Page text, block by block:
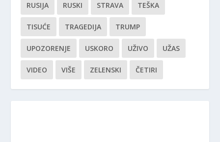
RUSIJA RUSKI STRAVA TEŠKA
TISUĆE TRAGEDIJA TRUMP
UPOZORENJE USKORO UŽIVO UŽAS
VIDEO VIŠE ZELENSKI ČETIRI